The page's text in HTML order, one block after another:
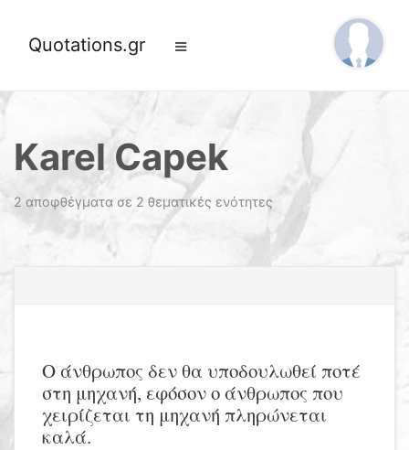
Quotations.gr
Karel Capek
2 αποφθέγματα σε 2 θεματικές ενότητες
Ο άνθρωπος δεν θα υποδουλωθεί ποτέ
στη μηχανή, εφόσον ο άνθρωπος που
χειρίζεται τη μηχανή πληρώνεται
καλά.